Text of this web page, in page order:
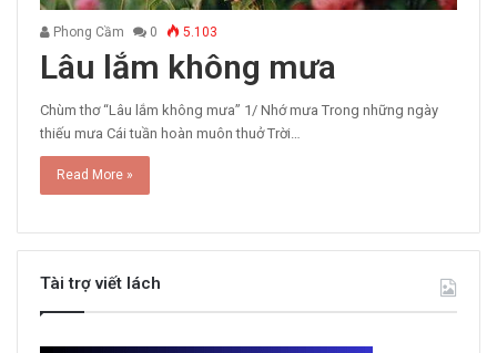
Phong Cầm 0 5.103
Lâu lắm không mưa
Chùm thơ “Lâu lắm không mưa” 1/ Nhớ mưa Trong những ngày
thiếu mưa Cái tuần hoàn muôn thuở Trời…
Read More »
Tài trợ viết lách